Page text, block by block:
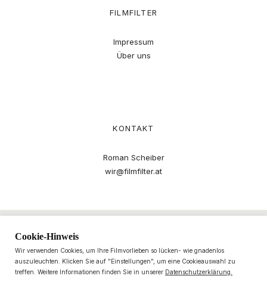
FILMFILTER
Impressum
Über uns
KONTAKT
Roman Scheiber
wir@filmfilter.at
Cookie-Hinweis
Wir verwenden Cookies, um Ihre Filmvorlieben so lücken- wie gnadenlos
auszuleuchten. Klicken Sie auf "Einstellungen", um eine Cookieauswahl zu
treffen. Weitere Informationen finden Sie in unserer Datenschutzerklärung.